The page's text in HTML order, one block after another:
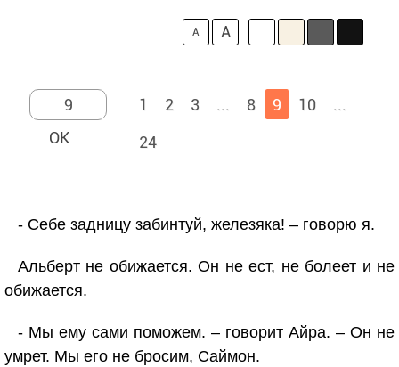
A A
1 2 3 ... 8 9 10
...
24
- Себе задницу забинтуй, железяка! – говорю я.
Альберт не обижается. Он не ест, не болеет и не
обижается.
- Мы ему сами поможем. – говорит Айра. – Он не
умрет. Мы его не бросим, Саймон.